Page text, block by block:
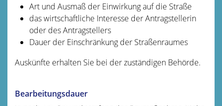
Art und Ausmaß der Einwirkung auf die Straße
das wirtschaftliche Interesse der Antragstellerin
oder des Antragstellers
Dauer der Einschränkung der Straßenraumes
Auskünfte erhalten Sie bei der zuständigen Behörde.
Bearbeitungsdauer